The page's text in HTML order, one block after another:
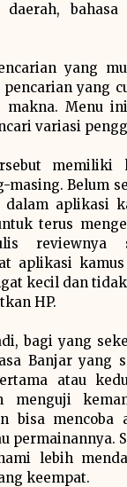
daerah,
yang
yang
makna. Menu
variasi
memiliki
masing. Belum
dalam aplikasi
terus
reviewnya
aplikasi
kecil dan tidak
HP.
bagi yang
Banjar yang
atau
bisa mencoba
permainannya.
lebih
keempat.